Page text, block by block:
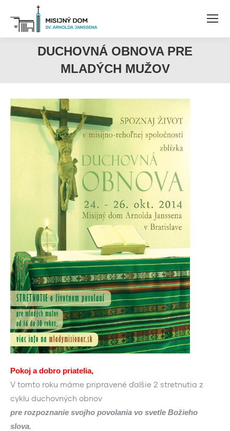
DUCHOVNÁ OBNOVA PRE
MLADÝCH MUŽOV
Pokoj a dobro priatelia,
V tomto roku máme pripravené ďalšie 2 stretnutia z
cyklu duchovných obnov
pre rozpoznanie svojho povolania vo svetle Božieho
slova.